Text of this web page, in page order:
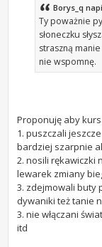
Borys_q
Ty poważnie
słoneczku
straszną
nie wspomnę.
Proponuję aby
1. puszczali
bardziej szarpnie
2. nosili rękawiczki
lewarek zmiany
3. zdejmowali buty
dywaniki też tanie
3. nie włączani
itd